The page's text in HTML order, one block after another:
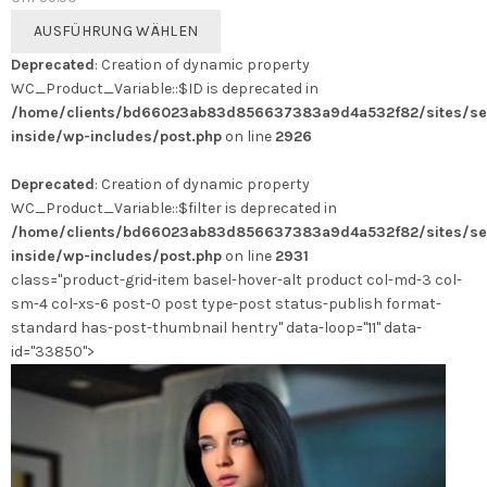
AUSFÜHRUNG WÄHLEN
weist
mehrere
Varianten
auf.
Optionen
können
auf
der
Produktseite
gewählt
werden
Deprecated: Creation of dynamic property
WC_Product_Variable::$ID is deprecated in
/home/clients/bd66023ab83d856637383a9d4a532f82/sites/
inside/wp-includes/post.php on line 2926
Deprecated: Creation of dynamic property
WC_Product_Variable::$filter is deprecated in
/home/clients/bd66023ab83d856637383a9d4a532f82/sites/
inside/wp-includes/post.php on line 2931
class="product-grid-item basel-hover-alt product col-md-3 col-
sm-4 col-xs-6 post-0 post type-post status-publish format-
standard has-post-thumbnail hentry" data-loop="11" data-
id="33850">